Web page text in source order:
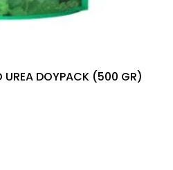
UREA DOYPACK (500 GR)